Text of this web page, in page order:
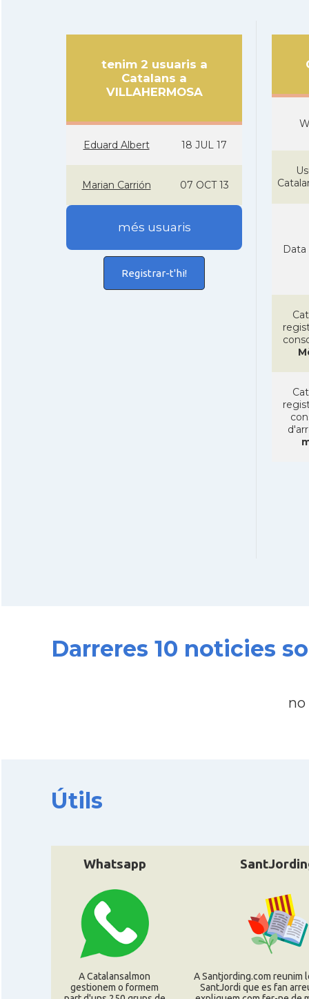
tenim 2 usuaris a
Catalans a
VILLAHERMOSA
Eduard Albert 18 JUL 17
Marian Carrión 07 OCT 13
més usuaris
Registrar-t'hi!
Data
Darreres 10 noticies
no
Útils
Whatsapp
A Catalansalmon
gestionem o formem
A Santjording.com reunim
SantJordi que es fan